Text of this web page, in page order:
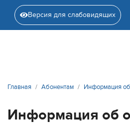
Версия для слабовидящих
Главная Абонентам Информация
Информация об